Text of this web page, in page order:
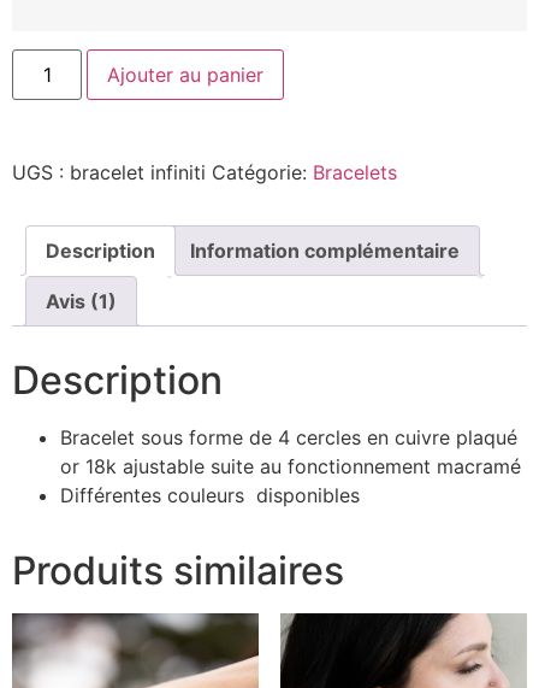
Ajouter au panier
UGS : bracelet infiniti Catégorie: Bracelets
Description Information complémentaire
Avis (1)
Description
Bracelet sous forme de 4 cercles en cuivre plaqué
or 18k ajustable suite au fonctionnement macramé
Différentes couleurs disponibles
Produits similaires